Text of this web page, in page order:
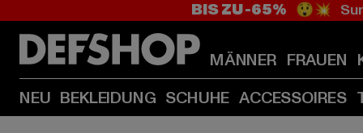
BIS ZU -65% 😲💥
MÄNNER FRAUEN
NEU BEKLEIDUNG SCHUHE ACCESSOIRES